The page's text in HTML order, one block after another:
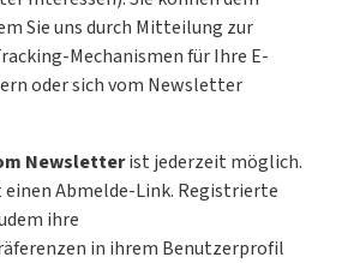
Sie uns durch Mitteilung zur
Mechanismen für Ihre E-
oder sich vom Newsletter
Newsletterist jederzeit möglich.
Abmelde-Link. Registrierte
ihre
in ihrem Benutzerprofil